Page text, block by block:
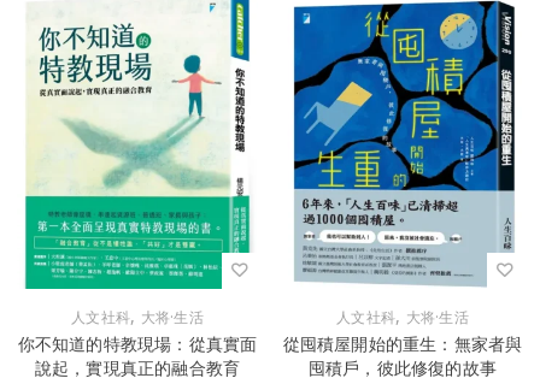
人文社科, 大将·生活
你不知道的特教現場：從真實面
說起，實現真正的融合教育
人文社科, 大将·生活
從囤積屋開始的重生：無家者與
囤積戶，彼此修復的故事